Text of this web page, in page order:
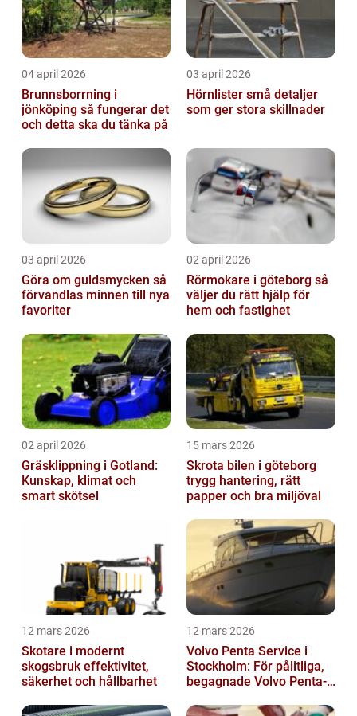
04 april 2026
Brunnsborrning i
jönköping så fungerar det
och detta ska du tänka på
03 april 2026
Hörnlister små detaljer
som ger stora skillnader
03 april 2026
Göra om guldsmycken så
förvandlas minnen till nya
favoriter
02 april 2026
Rörmokare i göteborg så
väljer du rätt hjälp för
hem och fastighet
02 april 2026
Gräsklippning i Gotland:
Kunskap, klimat och
smart skötsel
15 mars 2026
Skrota bilen i göteborg
trygg hantering, rätt
papper och bra miljöval
12 mars 2026
Skotare i modernt
skogsbruk effektivitet,
säkerhet och hållbarhet
12 mars 2026
Volvo Penta Service i
Stockholm: För pålitliga,
begagnade Volvo Penta-